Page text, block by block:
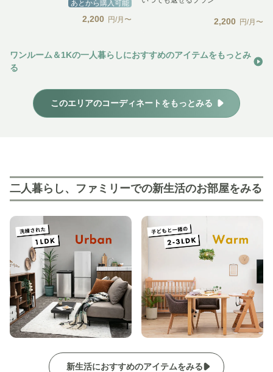
あとから購入可能
2,200 円/月〜 2,200 円/月〜
ワンルーム＆1Kの一人暮らしにおすすめのアイテムをもっとみ
る
このエリアのコーディネートをもっとみる
二人暮らし、ファミリーでの新生活のお部屋をみる
新生活におすすめのアイテムをみる